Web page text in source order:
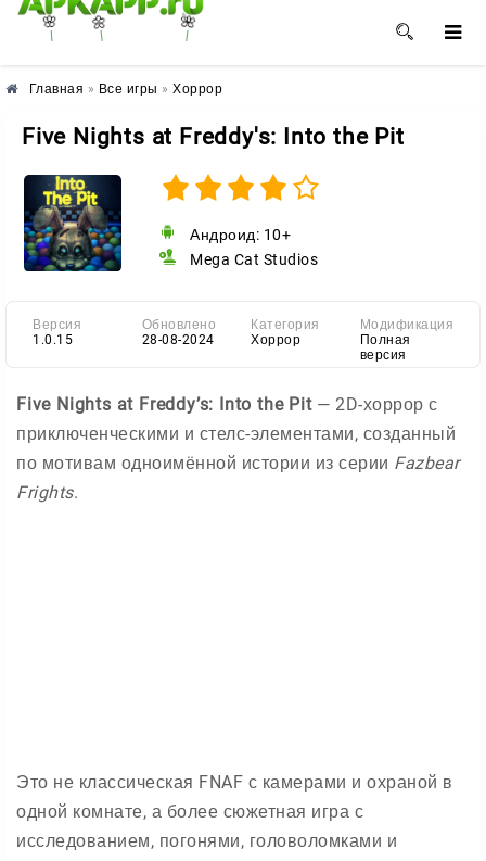
🌸 🌼 🌺
Главная » Все игры » Хоррор
Five Nights at Freddy's: Into the Pit
Андроид: 10+
Mega Cat Studios
Версия
1.0.15
Обновлено
28-08-2024
Категория
Хоррор
Модификация
Полная
версия
Five Nights at Freddyʼs: Into the Pit— 2D-хоррор с
приключенческими и стелс-элементами, созданный
по мотивам одноимённой истории из серии Fazbear
Frights.
Это не классическая FNAF с камерами и охраной в
одной комнате, а более сюжетная игра с
исследованием, погонями, головоломками и